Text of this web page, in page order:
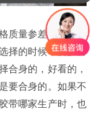
质量参差不齐，如
择的时候，要多番
合身的，好看的，
要合身的。如果不
带哪家生产时，也